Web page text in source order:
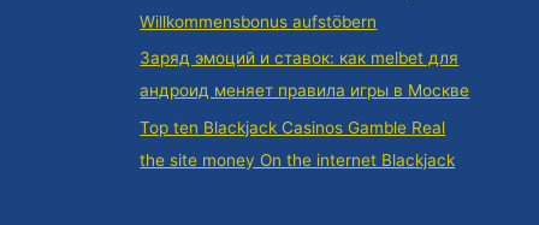
Willkommensbonus aufstöbern
Заряд эмоций и ставок: как melbet для
андроид меняет правила игры в Москве
Top ten Blackjack Casinos Gamble Real
the site money On the internet Blackjack